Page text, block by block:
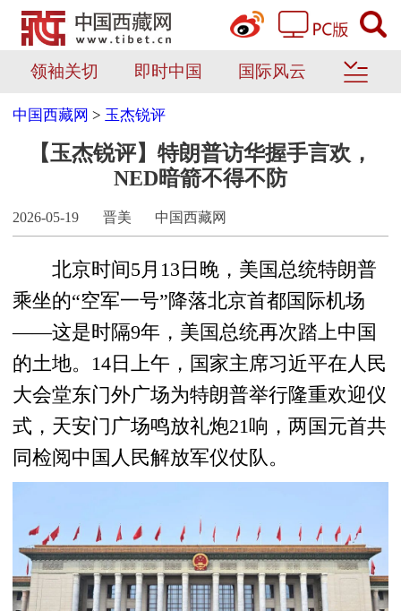
领袖关切 即时中国 国际风云
中国西藏网 > 玉杰锐评
【玉杰锐评】特朗普访华握手言欢，
NED暗箭不得不防
2026-05-19 晋美 中国西藏网
北京时间5月13日晚，美国总统特朗普
乘坐的“空军一号”降落北京首都国际机场
——这是时隔9年，美国总统再次踏上中国
的土地。14日上午，国家主席习近平在人民
大会堂东门外广场为特朗普举行隆重欢迎仪
式，天安门广场鸣放礼炮21响，两国元首共
同检阅中国人民解放军仪仗队。